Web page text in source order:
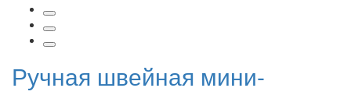
Ручная швейная мини-